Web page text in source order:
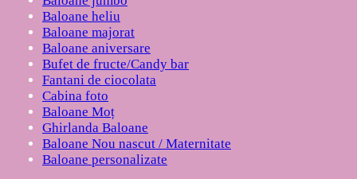
Baloane heliu
Baloane majorat
Baloane aniversare
Bufet de fructe/Candy bar
Fantani de ciocolata
Cabina foto
Baloane Moț
Ghirlanda Baloane
Baloane Nou nascut / Maternitate
Baloane personalizate